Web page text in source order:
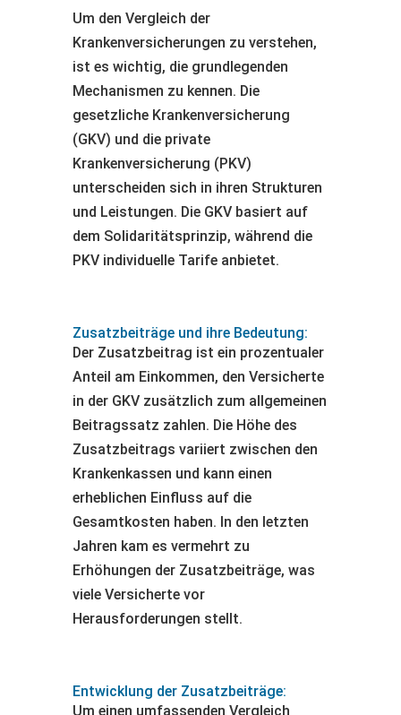
Um den Vergleich der
Krankenversicherungen zu verstehen,
ist es wichtig, die grundlegenden
Mechanismen zu kennen. Die
gesetzliche Krankenversicherung
(GKV) und die private
Krankenversicherung (PKV)
unterscheiden sich in ihren Strukturen
und Leistungen. Die GKV basiert auf
dem Solidaritätsprinzip, während die
PKV individuelle Tarife anbietet.
Zusatzbeiträge und ihre Bedeutung:
Der Zusatzbeitrag ist ein prozentualer
Anteil am Einkommen, den Versicherte
in der GKV zusätzlich zum allgemeinen
Beitragssatz zahlen. Die Höhe des
Zusatzbeitrags variiert zwischen den
Krankenkassen und kann einen
erheblichen Einfluss auf die
Gesamtkosten haben. In den letzten
Jahren kam es vermehrt zu
Erhöhungen der Zusatzbeiträge, was
viele Versicherte vor
Herausforderungen stellt.
Entwicklung der Zusatzbeiträge:
Um einen umfassenden Vergleich